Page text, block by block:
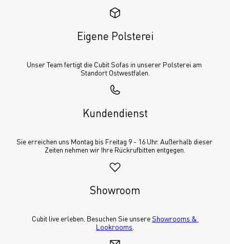
Eigene Polsterei
Unser Team fertigt die Cubit Sofas in unserer Polsterei am
Standort Ostwestfalen.
Kundendienst
Sie erreichen uns Montag bis Freitag 9 - 16 Uhr. Außerhalb dieser
Zeiten nehmen wir Ihre Rückrufbitten entgegen.
Showroom
Cubit live erleben. Besuchen Sie unsere Showrooms &
Lookrooms